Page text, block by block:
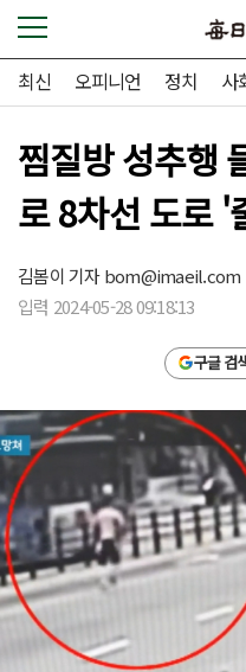
최신 오피니언 정치 사
찜질방 성추행
로 8차선 도로 '
김봄이 기자bom@imaeil.com
입력 2024-05-28 09:18:13
구글 검